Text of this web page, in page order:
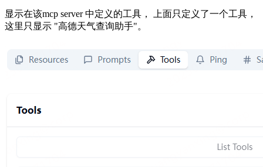
显示在该mcp server 中定义的工具， 上面只定义了一个工具，
这里只显示 "高德天气查询助手"。